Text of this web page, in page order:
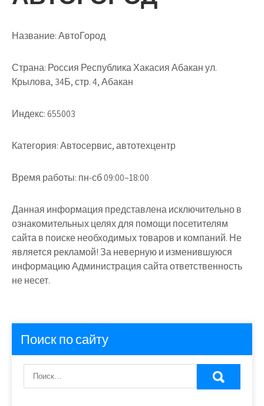
Название:АвтоГород
Страна: Россия Республика Хакасия Абакан ул.
Крылова, 34Б, стр. 4, Абакан
Индекс:655003
Категория:Автосервис, автотехцентр
Время работы: пн-сб 09:00–18:00
Данная информация представлена исключительно в
ознакомительных целях для помощи посетителям
сайта в поиске необходимых товаров и компаний. Не
является рекламой! За неверную и изменившуюся
информацию Администрация сайта ответственность
не несет.
Поиск по сайту